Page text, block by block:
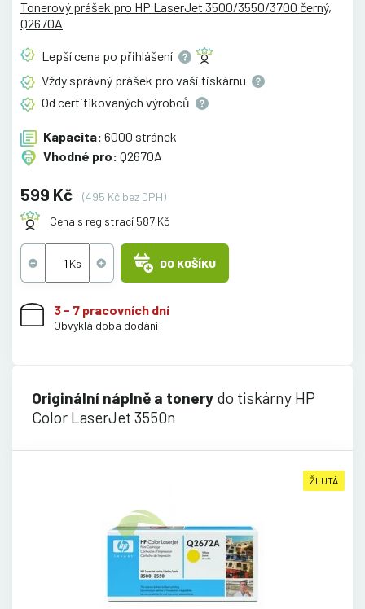
Tonerový prášek pro HP LaserJet 3500/3550/3700 černý,
Q2670A
Lepší cena po přihlášení
Vždy správný prášek pro vaši tiskárnu
Od certifikovaných výrobců
Kapacita: 6000 stránek
Vhodné pro: Q2670A
599 Kč
(495 Kč bez DPH)
Cena s registrací 587 Kč
DO KOŠÍKU
3 - 7 pracovních dní
Obvyklá doba dodání
Originální náplně a tonery do tiskárny HP
Color LaserJet 3550n
ŽLUTÁ